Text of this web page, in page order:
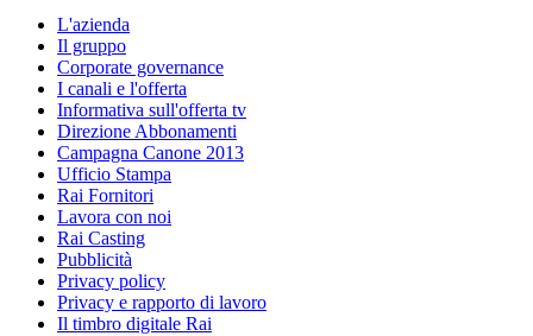
L'azienda
Il gruppo
Corporate governance
I canali e l'offerta
Informativa sull'offerta tv
Direzione Abbonamenti
Campagna Canone 2013
Ufficio Stampa
Rai Fornitori
Lavora con noi
Rai Casting
Pubblicità
Privacy policy
Privacy e rapporto di lavoro
Il timbro digitale Rai